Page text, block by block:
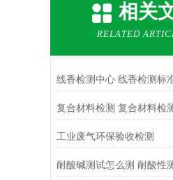
相关
RELATED
工业废气环保验收检测
耐酸碱测试怎么测 耐酸性